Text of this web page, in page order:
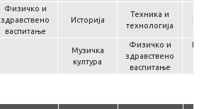
Физичко и
здравствено
васпитање
Историја
Техника и
технологија
Музичка
култура
Физичко и
здравствено
васпитање